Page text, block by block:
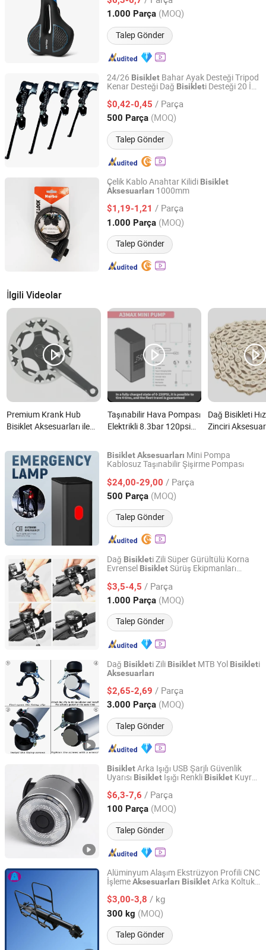
1.000 Parça (MOQ)
Talep Gönder
Zhejiang, China Fiyat 2010
24/26 Bisiklet Bahar Ayak Desteği Tripod
Kenar Desteği Dağ Bisikleti Desteği 20 İnç
$0,42-0,45 / Parça
500 Parça (MOQ)
Talep Gönder
Pingxiang Leifeng Children's Toy Manufacturing Co., Ltd
Hebei, China Fiyat 2024
Çelik Kablo Anahtar Kilidi Bisiklet
Aksesuarları 1000mm
$1,19-1,21 / Parça
1.000 Parça (MOQ)
Talep Gönder
WENZHOU NAIBAO LOCK CO., LTD.
Zhejiang, China Fiyat 2009
İlgili Videolar
Premium Krank Hub
Bisiklet Aksesuarları ile
Performansı nedir?
Taşınabilir Hava Pompası
Elektrikli 8.3bar 120psi
Aksesuarları nedir?
Dağ Bisikleti
Zinciri
BisikletAksesuarları Mini Pompa
Kablosuz Taşınabilir Şişirme Pompası
$24,00-29,00 / Parça
500 Parça (MOQ)
Talep Gönder
Sichuan Xingguang Intelligent Electronics Co., Ltd.
Sichuan, China Fiyat 2024
Dağ Bisikleti Zili Süper Gürültülü Korna
Evrensel BisikletSürüş Ekipmanları
$3,5-4,5 / Parça
1.000 Parça (MOQ)
Talep Gönder
GOOD SELLER CO., LTD
Zhejiang, China Fiyat 2010
Dağ Bisikleti Zili Bisiklet MTB Yol Bisikleti
Aksesuarları
$2,65-2,69 / Parça
3.000 Parça (MOQ)
Talep Gönder
Jiangsu B-Line Tools Co., Ltd.
Jiangsu, China Fiyat 2020
BisikletArka Işığı USB Şarjlı Güvenlik
Uyarısı Bisiklet Işığı Renkli Bisiklet Kuyruk
Wbb18311
$6,3-7,6 / Parça
100 Parça (MOQ)
Talep Gönder
Ningbo Ezfocus Co., Ltd.
Zhejiang, China Fiyat 2021
Alüminyum Alaşım Ekstrüzyon Profili CNC
İşlemeAksesuarları BisikletArka Koltuk
$3,00-3,8 / kg
300 kg (MOQ)
Talep Gönder
Alumag Aluminum Tech(Taicang) Co., Ltd.
Jiangsu, China Fiyat 2020